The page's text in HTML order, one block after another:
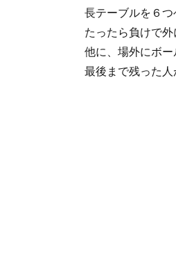
長テーブルを６
たったら負けで外
他に、場外にボー
最後まで残った人